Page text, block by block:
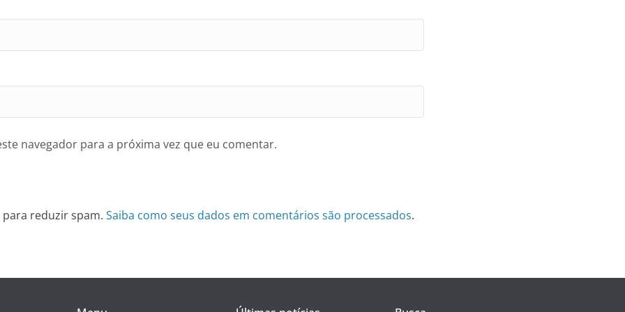
navegador para a próxima vez que eu comentar.
reduzir spam. Saiba como seus dados em comentários são processados.